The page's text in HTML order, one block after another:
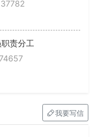
责分工
我要写信